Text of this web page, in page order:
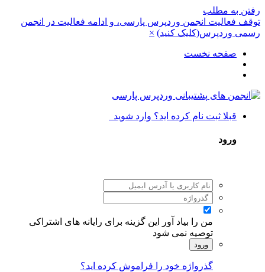
رفتن به مطلب
توقف فعالیت انجمن وردپرس پارسی، و ادامه فعالیت در انجمن
رسمی وردپرس(کلیک کنید) ×
صفحه نخست
قبلا ثبت نام کرده اید؟ وارد شوید
ورود
من را بیاد آور
این گزینه برای رایانه های اشتراکی
توصیه نمی شود
ورود
گذرواژه خود را فراموش کرده اید؟